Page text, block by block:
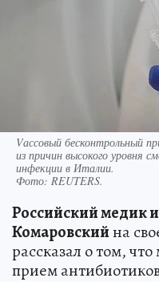
Vассовый бесконтрольный
из причин высокого уровня
инфекции в Италии.
Фото: REUTERS.
Российский медик
Комаровскийна
рассказал о том,
прием